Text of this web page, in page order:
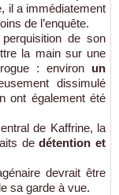
il a immédiatement
de l’enquête.
de son
la main sur une
: environ un
dissimulé
ont également été
de Kaffrine, la
dedétention et
devrait être
sa garde à vue.